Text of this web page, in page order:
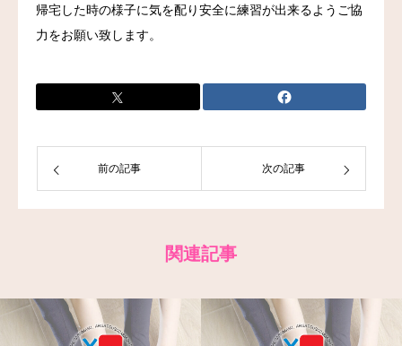
帰宅した時の様子に気を配り安全に練習が出来るようご協
力をお願い致します。
前の記事 次の記事
関連記事